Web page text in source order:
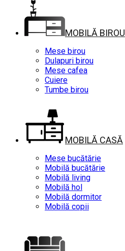
MOBILĂ BIROU
Mese birou
Dulapuri birou
Mese cafea
Cuiere
Tumbe birou
MOBILĂ CASĂ
Mese bucătărie
Mobilă bucătărie
Mobilă living
Mobilă hol
Mobilă dormitor
Mobilă copii